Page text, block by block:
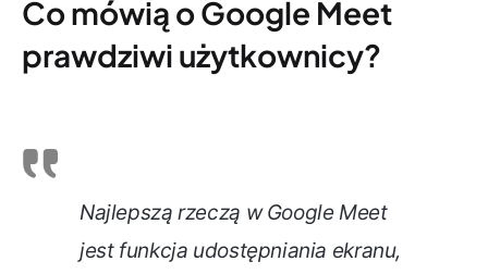
Co mówią o Google Meet
prawdziwi użytkownicy?
Najlepszą rzeczą w Google Meet
jest funkcja udostępniania ekranu,